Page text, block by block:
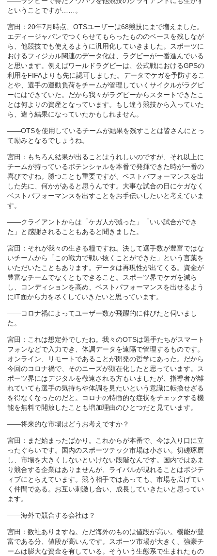
ということですが……。
宮田：20年7月時点、OTSユーザーは68競技にまで増えました。
エディージャパンでつくらせてもらったもののベースを残しなが
ら、他競技でも使えるように汎用化していきました。スポーツに
おけるフィジカル関連のデータ化は、ラグビーが一番進んでいる
と思います。例えばワールドラグビーは、公式戦におけるGPSの
利用をFIFAよりも先に認可しました。データでケガを予防するこ
とや、選手の運動負荷をチームが管理していくサイクルがラグビ
ーにはできていた。だから我々がラグビーからスタートできたこ
とは何よりの資産となっています。もし違う競技から入っていた
ら、違う結果になっていたかもしれません。
――OTSを使用しているチームが結果を残すことは皆さんにとっ
て励みとなるでしょうね。
宮田：もちろん結果が出ることはうれしいのですが、それ以上に
チームが持っているポテンシャルを本番で発揮できた時が一番の
喜びですね。勝つことも重要ですが、ベストパフォーマンスを出
した先に、何かがあると思うんです。大事な試合の日にケガなく
ベストパフォーマンスを出すことをお手伝いしたいと考えていま
す。
――クライアントからは「ケガ人が減った」「いい試合ができ
た」と感謝されることもあると聞きました。
宮田：それが我々の生きる糧ですね。決して選手数が豊富ではな
いチームから「この戦力で戦い抜くことができた」という言葉を
いただいたこともあります。データは再現性が出てくる。資金が
豊富なチームでなくともできること。スポーツ界でケガを減ら
し、コンディションを高め、ベストパフォーマンスを出せるよう
にIT面から力を尽くしていきたいと思っています。
――コロナ禍によってユーザー数が飛躍的に伸びたと伺いまし
た。
宮田：これは想定外でしたね。我々のOTSは選手たちがスマート
フォンなどで入力でき、体調データを遠隔で管理するものです。
オンライン、リモートであることが開発の哲学にあった。だから
今回のコロナ禍で、そのニーズが顕在化したと思っています。ス
ポーツ界にはデジタルを敬遠される方もいましたが、指導者が離
れていても選手の気持ちや体調を見たいという意識に転換せざる
を得なくなったのだと。コロナの特徴的な症状をチェックする機
能を無料で開放したことも増加理由のひとつだと見ています。
――将来的な市場はどうお考えですか？
宮田：まだ始まったばかり。これからが本番で、今は入り口に立
ったぐらいです。国内のスポーツテック市場は小さい。切磋琢磨
し、市場を大きくしないといけない段階なんです。国内ではあま
り競合する企業はありませんが、ライバルが現れることはポジテ
ィブにとらえています。競う相手ではあっても、市場を広げてい
く仲間である。お互い刺激し合い、成長していきたいと思ってい
ます。
――海外で競合する会社は？
宮田：数社ありますね。ただ海外のものは値段が高い。機能が豊
富である分、値段が高いんです。スポーツ市場が大きく、強豪チ
ームは膨大な資金を有している。そういう生態系で生まれたもの